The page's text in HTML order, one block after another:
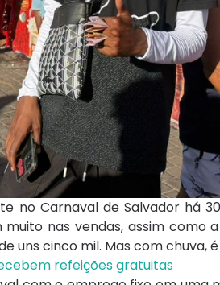
no Carnaval de Salvador há
nas vendas, assim como
uns cinco mil. Mas com chuva,
refeições gratuitas